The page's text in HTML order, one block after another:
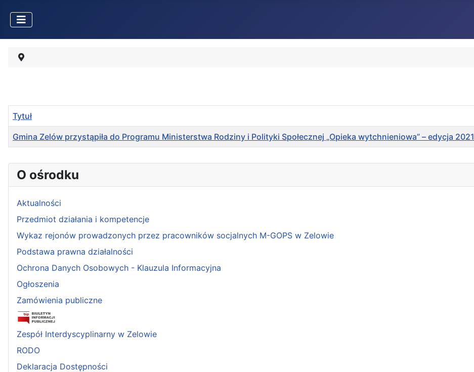
Tytuł
Gmina Zelów przystąpiła do Programu Ministerstwa Rodziny i Polityki Społecznej „Opieka wytchnieniowa” – edycja 2021
O ośrodku
Aktualności
Przedmiot działania i kompetencje
Wykaz rejonów prowadzonych przez pracowników socjalnych M-GOPS w Zelowie
Podstawa prawna działalności
Ochrona Danych Osobowych - Klauzula Informacyjna
Ogłoszenia
Zamówienia publiczne
Zespół Interdyscyplinarny w Zelowie
RODO
Deklaracja Dostępności